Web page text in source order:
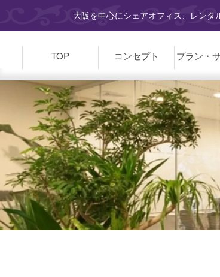
大阪を中心にシェアオフィス、レンタ
TOP コンセプト プラン・